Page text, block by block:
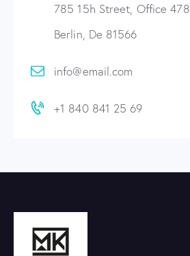
785 15h Street, Office 478
Berlin, De 81566
info@email.com
+1 840 841 25 69